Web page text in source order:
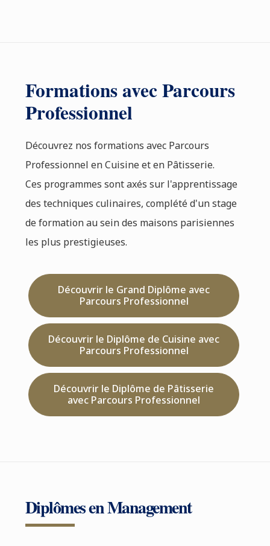
Formations avec Parcours
Professionnel
Découvrez nos formations avec Parcours
Professionnel en Cuisine et en Pâtisserie.
Ces programmes sont axés sur l'apprentissage
des techniques culinaires, complété d'un stage
de formation au sein des maisons parisiennes
les plus prestigieuses.
Découvrir le Grand Diplôme avec
Parcours Professionnel
Découvrir le Diplôme de Cuisine avec
Parcours Professionnel
Découvrir le Diplôme de Pâtisserie
avec Parcours Professionnel
Diplômes en Management